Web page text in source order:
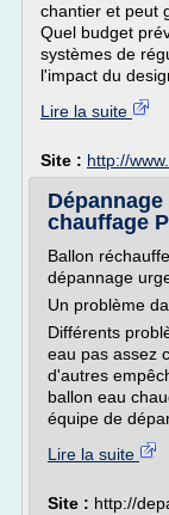
chantier et peut
Quel budget
systèmes de
l'impact du
Lire la suite
Site : http://
chauffage
Ballon
dépannage
Un problème
Différents
eau pas assez
d'autres
ballon eau
équipe de
Lire la suite
Site : http://